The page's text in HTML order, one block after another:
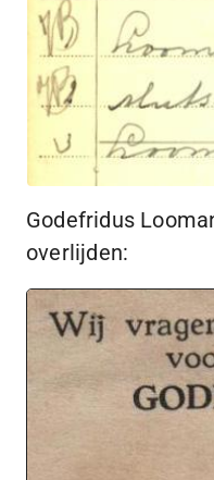
Godefridus
overlijden: